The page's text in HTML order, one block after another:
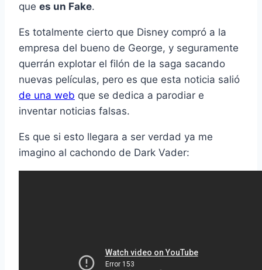
que es un Fake.
Es totalmente cierto que Disney compró a la
empresa del bueno de George, y seguramente
querrán explotar el filón de la saga sacando
nuevas pelí­culas, pero es que esta noticia salió
de una web que se dedica a parodiar e
inventar noticias falsas.
Es que si esto llegara a ser verdad ya me
imagino al cachondo de Dark Vader: